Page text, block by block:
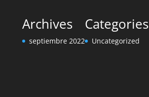
Archives
septiembre 2022
Categories
Uncategorized